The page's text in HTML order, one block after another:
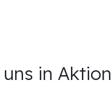
in Aktion